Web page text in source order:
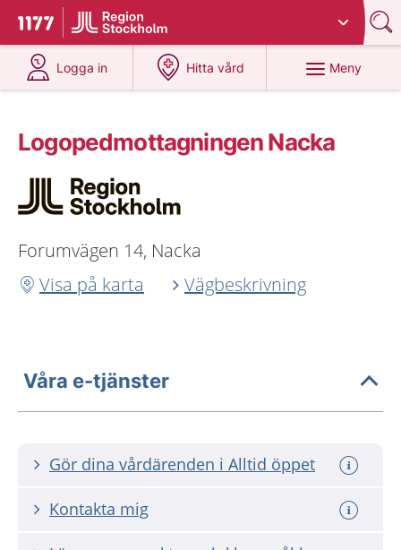
Till startsidan för 1177
Du har valt region
Logga in
på 1177.se
Hitta vård
på 1177.se
Meny
Logopedmottagningen Nacka
Forumvägen 14, Nacka
Visa på karta
Vägbeskrivning
Våra e-tjänster
Gör dina vårdärenden i Alltid öppet
Kontakta mig